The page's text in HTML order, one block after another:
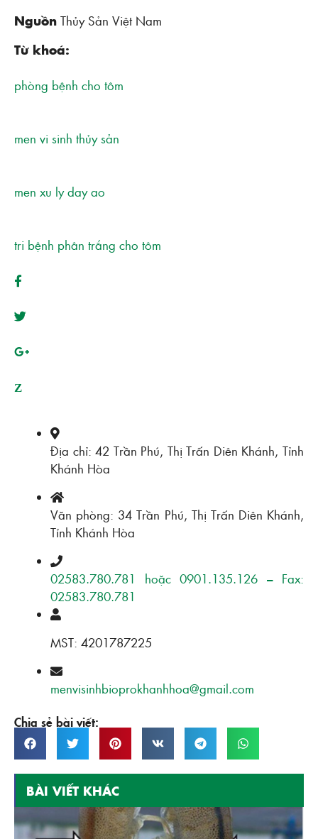
Nguồn Thủy Sản Việt Nam
Từ khoá:
phòng bệnh cho tôm
men vi sinh thủy sản
men xu ly day ao
tri bệnh phân trắng cho tôm
Z
Địa chỉ: 42 Trần Phú, Thị Trấn Diên Khánh, Tỉnh
Khánh Hòa
Văn phòng: 34 Trần Phú, Thị Trấn Diên Khánh,
Tỉnh Khánh Hòa
02583.780.781 hoặc 0901.135.126 – Fax:
02583.780.781
MST: 4201787225
menvisinhbioprokhanhhoa@gmail.com
Chia sẻ bài viết:
BÀI VIẾT KHÁC